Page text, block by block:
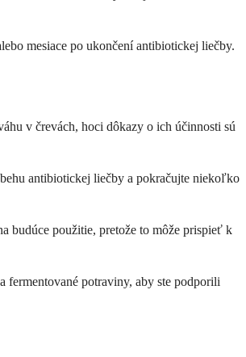
mesiace po ukončení antibiotickej liečby.
v črevách, hoci dôkazy o ich účinnosti sú
antibiotickej liečby a pokračujte niekoľko
budúce použitie, pretože to môže prispieť k
potraviny, aby ste podporili